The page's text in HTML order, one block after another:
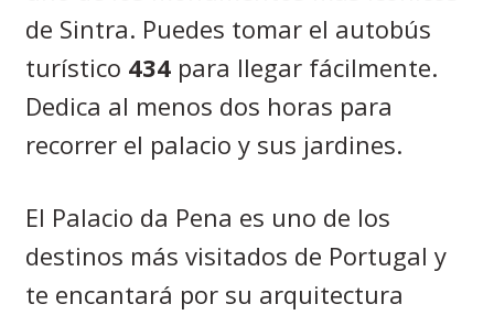
de Sintra. Puedes tomar el autobús
turístico 434 para llegar fácilmente.
Dedica al menos dos horas para
recorrer el palacio y sus jardines.
El Palacio da Pena es uno de los
destinos más visitados de Portugal y
te encantará por su arquitectura